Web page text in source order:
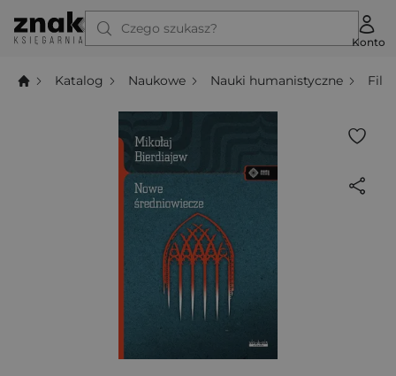
Czego szukasz?
Konto
Katalog Naukowe Nauki humanistyczne